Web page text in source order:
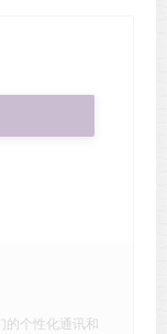
的个性化通讯和